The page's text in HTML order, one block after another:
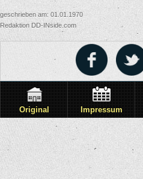
geschrieben am: 01.01.1970
Redaktion DD-INside.com
Original Impressum